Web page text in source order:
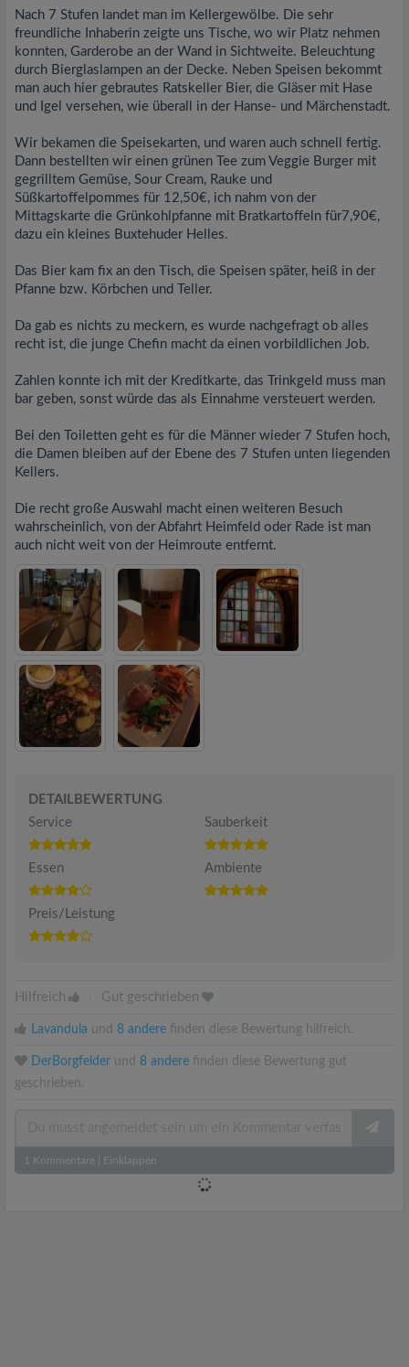
Nach 7 Stufen landet man im Kellergewölbe. Die sehr
freundliche Inhaberin zeigte uns Tische, wo wir Platz nehmen
konnten, Garderobe an der Wand in Sichtweite. Beleuchtung
durch Bierglaslampen an der Decke. Neben Speisen bekommt
man auch hier gebrautes Ratskeller Bier, die Gläser mit Hase
und Igel versehen, wie überall in der Hanse- und Märchenstadt.
Wir bekamen die Speisekarten, und waren auch schnell fertig.
Dann bestellten wir einen grünen Tee zum Veggie Burger mit
gegrilltem Gemüse, Sour Cream, Rauke und
Süßkartoffelpommes für 12,50€, ich nahm von der
Mittagskarte die Grünkohlpfanne mit Bratkartoffeln für7,90€,
dazu ein kleines Buxtehuder Helles.
Das Bier kam fix an den Tisch, die Speisen später, heiß in der
Pfanne bzw. Körbchen und Teller.
Da gab es nichts zu meckern, es wurde nachgefragt ob alles
recht ist, die junge Chefin macht da einen vorbildlichen Job.
Zahlen konnte ich mit der Kreditkarte, das Trinkgeld muss man
bar geben, sonst würde das als Einnahme versteuert werden.
Bei den Toiletten geht es für die Männer wieder 7 Stufen hoch,
die Damen bleiben auf der Ebene des 7 Stufen unten liegenden
Kellers.
Die recht große Auswahl macht einen weiteren Besuch
wahrscheinlich, von der Abfahrt Heimfeld oder Rade ist man
auch nicht weit von der Heimroute entfernt.
DETAILBEWERTUNG
Service
Sauberkeit
Essen Ambiente
Preis/Leistung
Hilfreich Gut geschrieben
Lavandula und 8 andere finden diese Bewertung hilfreich.
DerBorgfelder und 8 andere finden diese Bewertung gut
geschrieben.
1 Kommentare Einklappen